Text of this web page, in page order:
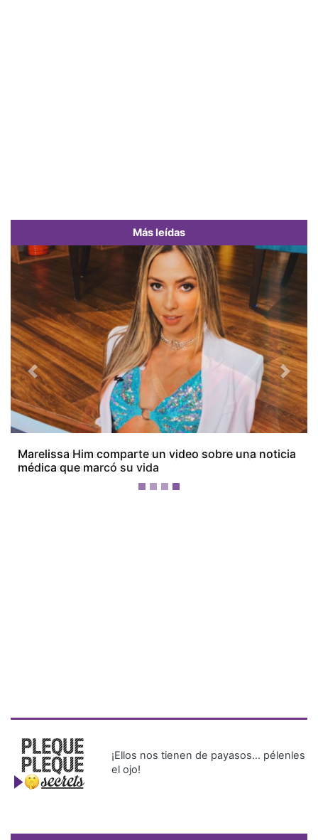
Más leídas
¡Ya pidió los permisos! Yemil podría volver pronto a
los escenarios
Previous Next
¡Ellos nos tienen de payasos… pélenles
el ojo!